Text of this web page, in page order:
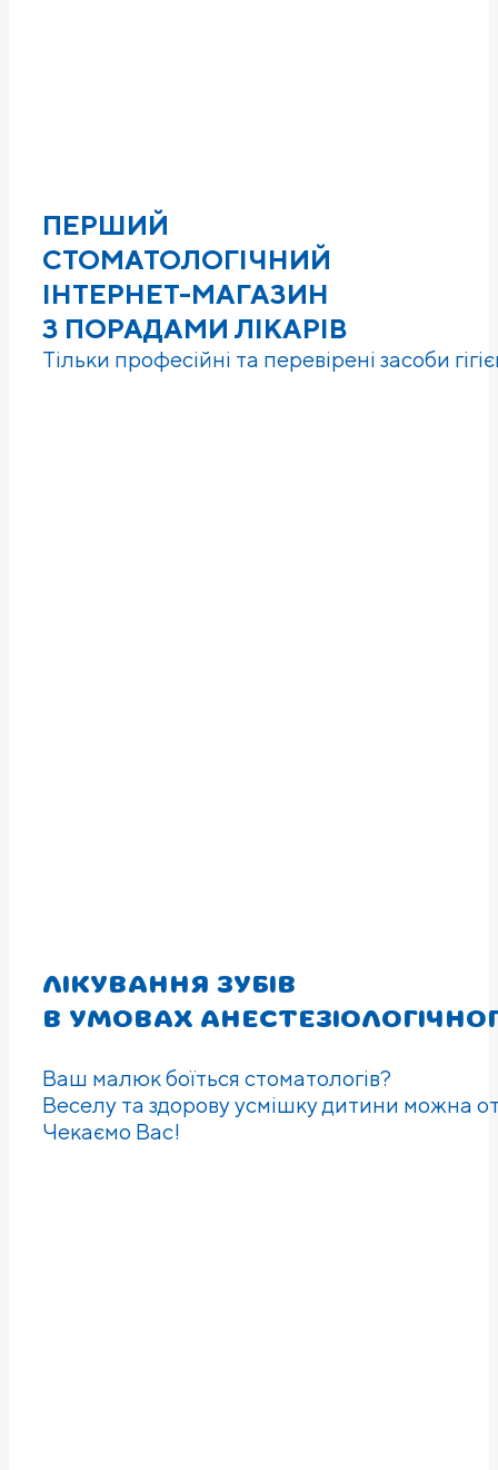
ПЕРШИЙ
СТОМАТОЛОГІЧНИЙ
ІНТЕРНЕТ-МАГАЗИН
З ПОРАДАМИ ЛІКАРІВ
Тільки професійні та перевірені засоби
ЛIКУВАННЯ ЗУБIВ
В УМОВАХ
Ваш малюк боїться стоматологів?
Веселу та здорову усмішку дитини можна
Чекаємо Вас!